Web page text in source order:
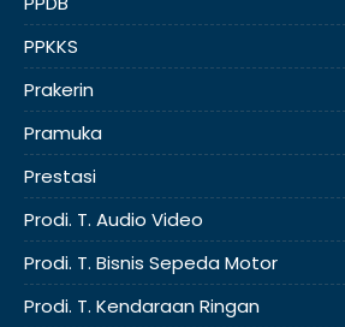
PPKKS
Prakerin
Pramuka
Prestasi
Prodi. T. Audio Video
Prodi. T. Bisnis Sepeda Motor
Prodi. T. Kendaraan Ringan